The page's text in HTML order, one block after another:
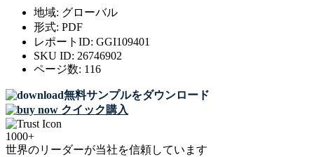
地域: グローバル
形式: PDF
レポートID: GGI109401
SKU ID: 26746902
ページ数: 116
無料サンプルをダウンロード
クイック購入
1000+
世界のリーダーが当社を信頼しています